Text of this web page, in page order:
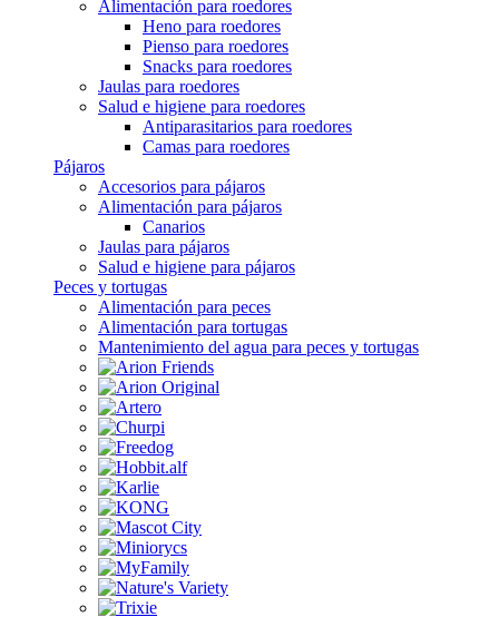
Alimentación para roedores
Heno para roedores
Pienso para roedores
Snacks para roedores
Jaulas para roedores
Salud e higiene para roedores
Antiparasitarios para roedores
Camas para roedores
Pájaros
Accesorios para pájaros
Alimentación para pájaros
Canarios
Jaulas para pájaros
Salud e higiene para pájaros
Peces y tortugas
Alimentación para peces
Alimentación para tortugas
Mantenimiento del agua para peces y tortugas